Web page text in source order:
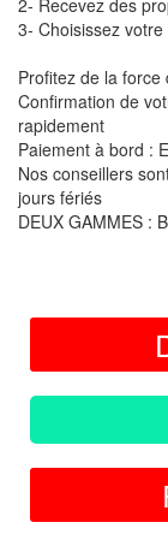
2- Recevez des
3- Choisissez
Profitez de la
Confirmation de
rapidement
Paiement à bord :
Nos conseillers
jours fériés
DEUX GAMMES :